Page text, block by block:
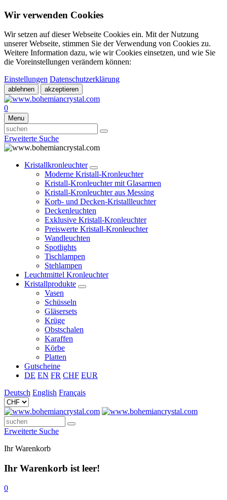
Wir verwenden Cookies
Wir setzen auf dieser Webseite Cookies ein. Mit der Nutzung
unserer Webseite, stimmen Sie der Verwendung von Cookies zu.
Weitere Information dazu, wie wir Cookies einsetzen, und wie Sie
die Voreinstellungen verändern können:
Einstellungen Datenschutzerklärung
ablehnen akzeptieren
0
Menu
Erweiterte Suche
Kristallkronleuchter
Moderne Kristall-Kronleuchter
Kristall-Kronleuchter mit Glasarmen
Kristall-Kronleuchter aus Messing
Korb- und Decken-Kristallleuchter
Deckenleuchten
Exklusive Kristall-Kronleuchter
Preiswerte Kristall-Kronleuchter
Wandleuchten
Spotlights
Tischlampen
Stehlampen
Leuchtmittel Kronleuchter
Kristallprodukte
Vasen
Schüsseln
Gläsersets
Krüge
Obstschalen
Karaffen
Körbe
Platten
Gutscheine
DE EN FR CHF EUR
Deutsch English Français
Erweiterte Suche
Ihr Warenkorb
Ihr Warenkorb ist leer!
0